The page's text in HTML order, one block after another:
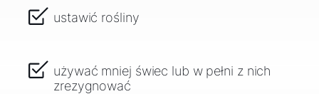
ustawić rośliny
używać mniej świec lub w pełni z nich
zrezygnować